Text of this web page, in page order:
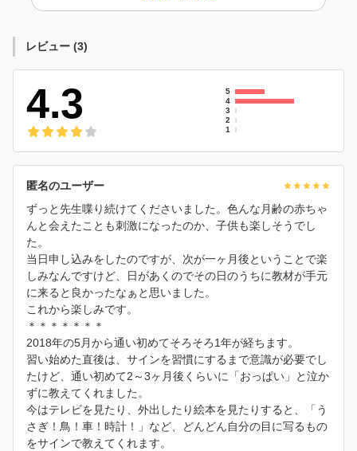
レビュー (3)
4.3
5
4
3
2
1
匿名のユーザー
ずっと先生喋り続けてくださいました。色んな月齢の赤ちゃ
んと会えたことも刺激になったのか、子供も楽しそうでし
た。
当日申し込みをしたのですが、次が一ヶ月後ということで楽
しみなんですけど、日があくのでその日のうちに教材が手元
に来ると良かったなぁと思いました。
これから楽しみです。
＊＊＊＊＊＊＊
2018年の5月から通い初めてそろそろ1年が経ちます。
習い始めた直後は、サインを習慣にするまで意識が必要でし
たけど、通い初めて2～3ヶ月後くらいに「おっぱい」と泣か
ずに教えてくれました。
今はテレビを見たり、外出したり絵本を見たりすると、「う
さぎ！鳥！車！時計！」など、どんどん自分の目に写るもの
をサインで教えてくれます。